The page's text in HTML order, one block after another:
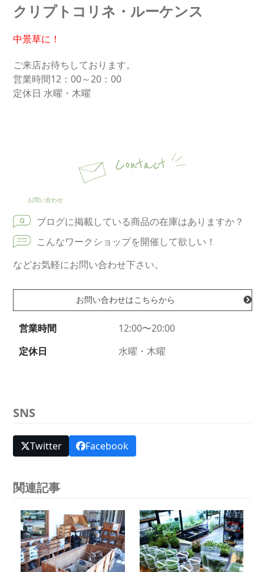
クリプトコリネ・ルーケンス
中景草に！
ご来店お待ちしております。
営業時間12：00～20：00
定休日 水曜・木曜
Contact
お問い合わせ
ブログに掲載している商品の在庫はありますか？
こんなワークショップを開催して欲しい！
などお気軽にお問い合わせ下さい。
お問い合わせはこちらから
営業時間
12:00〜20:00
定休日
水曜・木曜
SNS
Twitter Facebook
関連記事